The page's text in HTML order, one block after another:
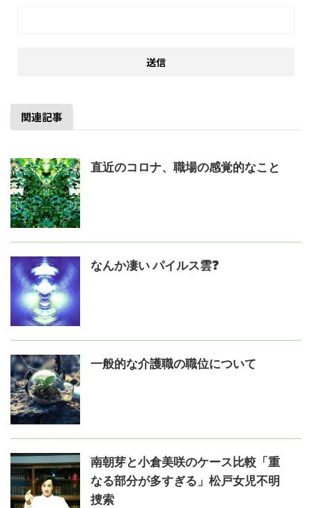
関連記事
直近のコロナ、職場の感覚的なこと
なんか凄い パイルス雲❓
一般的な介護職の職位について
南朝芽と小倉美咲のケース比較「重
なる部分が多すぎる」松戸女児不明
捜索